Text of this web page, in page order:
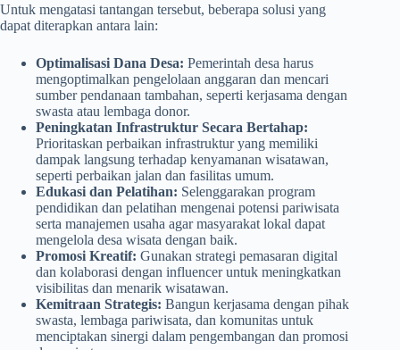
Untuk mengatasi tantangan tersebut, beberapa solusi yang
dapat diterapkan antara lain:
Optimalisasi Dana Desa: Pemerintah desa harus
mengoptimalkan pengelolaan anggaran dan mencari
sumber pendanaan tambahan, seperti kerjasama dengan
swasta atau lembaga donor.
Peningkatan Infrastruktur Secara Bertahap:
Prioritaskan perbaikan infrastruktur yang memiliki
dampak langsung terhadap kenyamanan wisatawan,
seperti perbaikan jalan dan fasilitas umum.
Edukasi dan Pelatihan: Selenggarakan program
pendidikan dan pelatihan mengenai potensi pariwisata
serta manajemen usaha agar masyarakat lokal dapat
mengelola desa wisata dengan baik.
Promosi Kreatif: Gunakan strategi pemasaran digital
dan kolaborasi dengan influencer untuk meningkatkan
visibilitas dan menarik wisatawan.
Kemitraan Strategis: Bangun kerjasama dengan pihak
swasta, lembaga pariwisata, dan komunitas untuk
menciptakan sinergi dalam pengembangan dan promosi